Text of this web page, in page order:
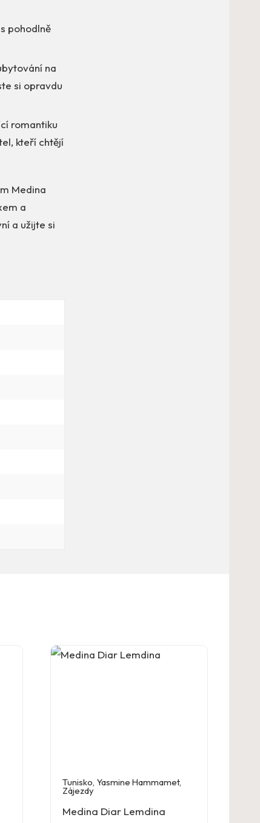
pohodlně
na
si opravdu
romantiku
kteří chtějí
Medina
a
a užijte si
Tunisko, Yasmine Hammamet,
Zájezdy
Medina Diar Lemdina